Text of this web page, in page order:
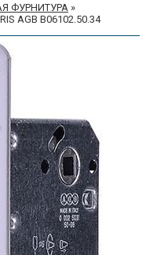
ФУРНИТУРА »
AGB B06102.50.34